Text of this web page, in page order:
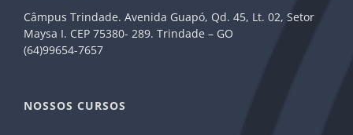
Câmpus Trindade. Avenida Guapó, Qd. 45, Lt. 02, Setor
Maysa I. CEP 75380- 289. Trindade – GO
(64)99654-7657
NOSSOS CURSOS